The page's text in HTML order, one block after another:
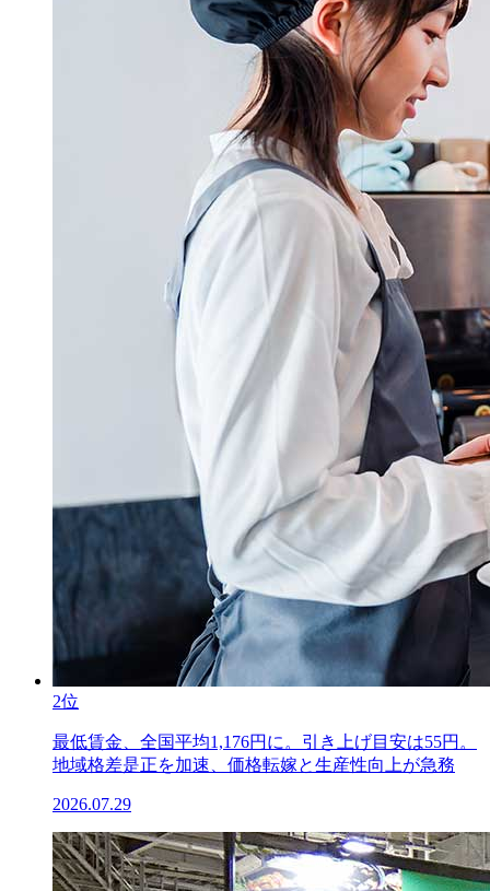
2位
最低賃金、全国平均1,176円に。引き上げ目安は55円。
地域格差是正を加速、価格転嫁と生産性向上が急務
2026.07.29